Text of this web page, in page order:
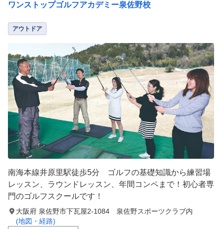
ワンストップゴルフアカデミー泉佐野校
アウトドア
南海本線井原里駅徒歩5分 ゴルフの基礎知識から練習場
レッスン、ラウンドレッスン、年間コンペまで！初心者専
門のゴルフスクールです！
大阪府 泉佐野市下瓦屋2-1084 泉佐野スポーツクラブ内
(地図・経路)